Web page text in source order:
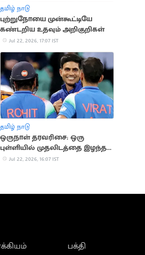
தமிழ் நாடு
புற்றுநோயை முன்கூட்டியே
கண்டறிய உதவும் அறிகுறிகள்
Jul 22, 2026, 17:07 IST
தமிழ் நாடு
ஒருநாள் தரவரிசை: ஒரு
புள்ளியில் முதலிடத்தை இழந்த
கில்Jul 22, 2026, 16:07 IST
பக்தி